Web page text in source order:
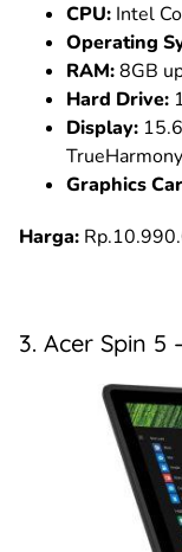
CPU: Intel
Operating
RAM:8GB
Hard Drive:
Display:
TrueHarmony
Graphics
Harga:
3. Acer Spin 5